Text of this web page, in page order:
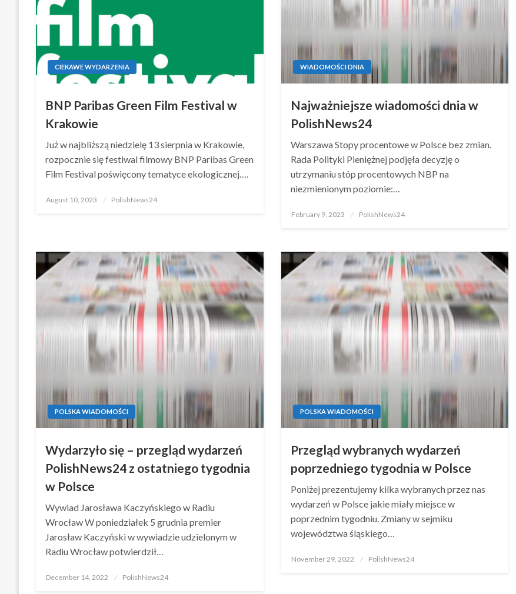
CIEKAWE WYDARZENIA
BNP Paribas Green Film Festival w
Krakowie
Już w najbliższą niedzielę 13 sierpnia w Krakowie,
rozpocznie się festiwal filmowy BNP Paribas Green
Film Festival poświęcony tematyce ekologicznej….
Posted
August 10, 2023 PolishNews24
WIADOMOŚCI DNIA
Najważniejsze wiadomości dnia w
PolishNews24
Warszawa Stopy procentowe w Polsce bez zmian.
Rada Polityki Pieniężnej podjęła decyzję o
utrzymaniu stóp procentowych NBP na
niezmienionym poziomie:…
Posted
February 9, 2023 PolishNews24
POLSKA WIADOMOŚCI
Wydarzyło się – przegląd wydarzeń
PolishNews24 z ostatniego tygodnia
w Polsce
Wywiad Jarosława Kaczyńskiego w Radiu
Wrocław W poniedziałek 5 grudnia premier
Jarosław Kaczyński w wywiadzie udzielonym w
Radiu Wrocław potwierdził…
Posted
December 14, 2022 PolishNews24
POLSKA WIADOMOŚCI
Przegląd wybranych wydarzeń
poprzedniego tygodnia w Polsce
Poniżej prezentujemy kilka wybranych przez nas
wydarzeń w Polsce jakie miały miejsce w
poprzednim tygodniu. Zmiany w sejmiku
województwa śląskiego…
Posted
November 29, 2022 PolishNews24